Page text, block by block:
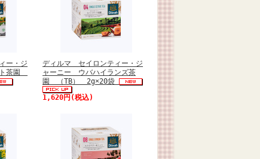
ー・ジ
茶園
ディルマ セイロンティー・ジ
ャーニー ウバハイランズ茶
園 （TB） 2g×20袋
1,620円(税込)